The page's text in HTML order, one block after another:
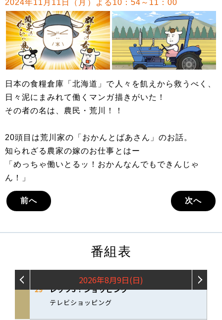
2024年11月11日（月）よる10：54～11：00
日本の食糧倉庫「北海道」で人々を飢えから救うべく、
日々泥にまみれて働くマンガ描きがいた！
その者の名は、農民・荒川！！
20頭目は荒川家の「おかんとばあさん」のお話。
知られざる農家の嫁のお仕事とはー
「めっちゃ働いとるッ！おかんなんでもできんじゃ
ん！」
前へ 次へ
番組表